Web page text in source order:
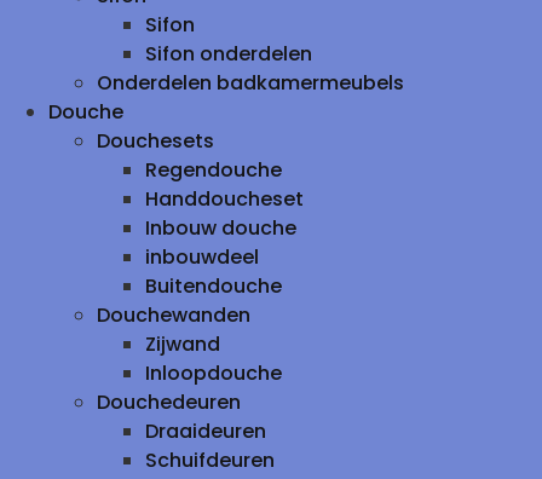
Sifon
Sifon onderdelen
Onderdelen badkamermeubels
Douche
Douchesets
Regendouche
Handdoucheset
Inbouw douche
inbouwdeel
Buitendouche
Douchewanden
Zijwand
Inloopdouche
Douchedeuren
Draaideuren
Schuifdeuren